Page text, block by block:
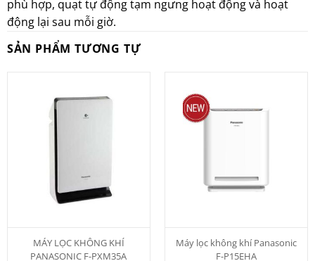
phù hợp, quạt tự động tạm ngưng hoạt động và hoạt
động lại sau mỗi giờ.
SẢN PHẨM TƯƠNG TỰ
MÁY LỌC KHÔNG KHÍ
PANASONIC F-PXM35A
Máy lọc không khí Panasonic
F-P15EHA